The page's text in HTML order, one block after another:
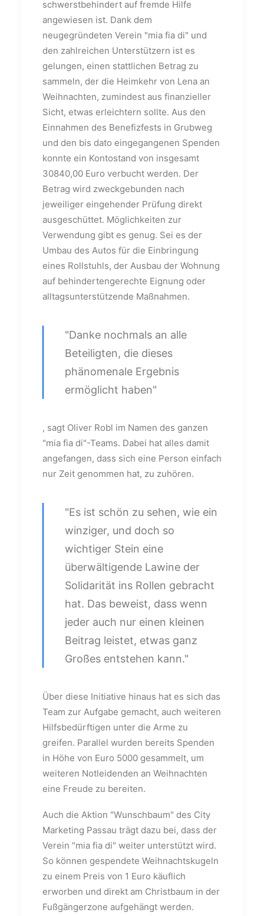
schwerstbehindert auf fremde Hilfe
angewiesen ist. Dank dem
neugegründeten Verein "mia fia di" und
den zahlreichen Unterstützern ist es
gelungen, einen stattlichen Betrag zu
sammeln, der die Heimkehr von Lena an
Weihnachten, zumindest aus finanzieller
Sicht, etwas erleichtern sollte. Aus den
Einnahmen des Benefizfests in Grubweg
und den bis dato eingegangenen Spenden
konnte ein Kontostand von insgesamt
30840,00 Euro verbucht werden. Der
Betrag wird zweckgebunden nach
jeweiliger eingehender Prüfung direkt
ausgeschüttet. Möglichkeiten zur
Verwendung gibt es genug. Sei es der
Umbau des Autos für die Einbringung
eines Rollstuhls, der Ausbau der Wohnung
auf behindertengerechte Eignung oder
alltagsunterstützende Maßnahmen.
"Danke nochmals an alle
Beteiligten, die dieses
phänomenale Ergebnis
ermöglicht haben"
, sagt Oliver Robl im Namen des ganzen
"mia fia di"-Teams. Dabei hat alles damit
angefangen, dass sich eine Person einfach
nur Zeit genommen hat, zu zuhören.
"Es ist schön zu sehen, wie ein
winziger, und doch so
wichtiger Stein eine
überwältigende Lawine der
Solidarität ins Rollen gebracht
hat. Das beweist, dass wenn
jeder auch nur einen kleinen
Beitrag leistet, etwas ganz
Großes entstehen kann."
Über diese Initiative hinaus hat es sich das
Team zur Aufgabe gemacht, auch weiteren
Hilfsbedürftigen unter die Arme zu
greifen. Parallel wurden bereits Spenden
in Höhe von Euro 5000 gesammelt, um
weiteren Notleidenden an Weihnachten
eine Freude zu bereiten.
Auch die Aktion "Wunschbaum" des City
Marketing Passau trägt dazu bei, dass der
Verein "mia fia di" weiter unterstützt wird.
So können gespendete Weihnachtskugeln
zu einem Preis von 1 Euro käuflich
erworben und direkt am Christbaum in der
Fußgängerzone aufgehängt werden.